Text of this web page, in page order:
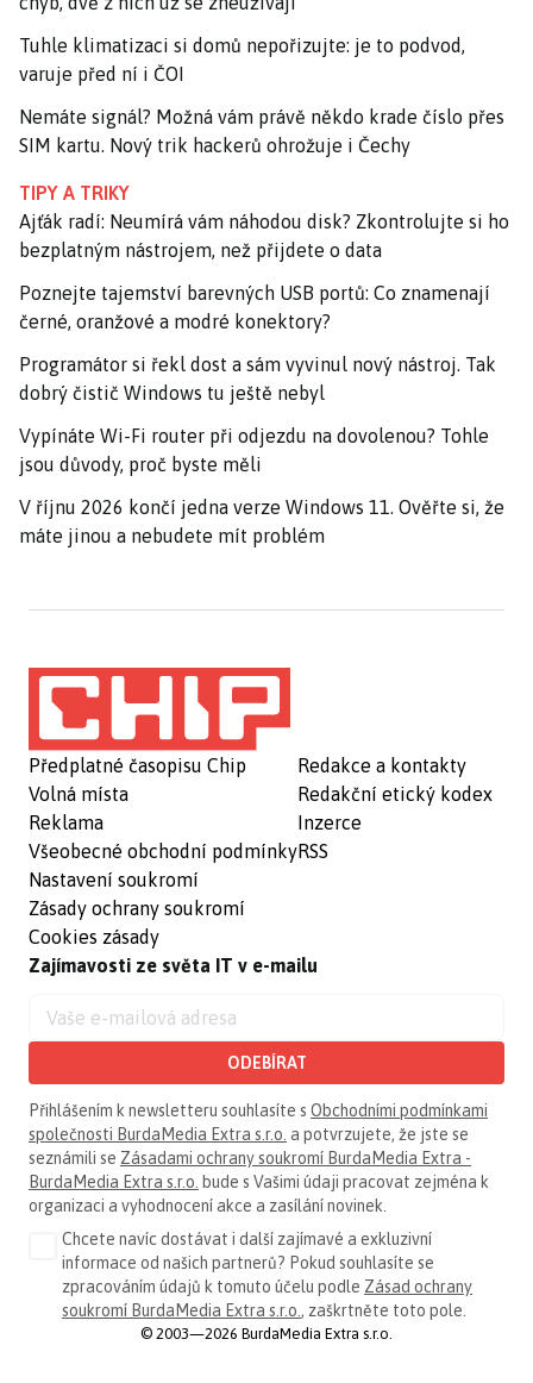
Tuhle klimatizaci si domů nepořizujte: je to podvod,
varuje před ní i ČOI
Nemáte signál? Možná vám právě někdo krade číslo přes
SIM kartu. Nový trik hackerů ohrožuje i Čechy
TIPY A TRIKY
Ajťák radí: Neumírá vám náhodou disk? Zkontrolujte si ho
bezplatným nástrojem, než přijdete o data
Poznejte tajemství barevných USB portů: Co znamenají
černé, oranžové a modré konektory?
Programátor si řekl dost a sám vyvinul nový nástroj. Tak
dobrý čistič Windows tu ještě nebyl
Vypínáte Wi-Fi router při odjezdu na dovolenou? Tohle
jsou důvody, proč byste měli
V říjnu 2026 končí jedna verze Windows 11. Ověřte si, že
máte jinou a nebudete mít problém
Předplatné časopisu Chip
Volná místa
Reklama
Všeobecné obchodní podmínky
Nastavení soukromí
Zásady ochrany soukromí
Cookies zásady
Redakce a kontakty
Redakční etický kodex
Inzerce
RSS
Zajímavosti ze světa IT v e-mailu
ODEBÍRAT
Přihlášením k newsletteru souhlasíte s Obchodními podmínkami
společnosti BurdaMedia Extra s.r.o. a potvrzujete, že jste se
seznámili se Zásadami ochrany soukromí BurdaMedia Extra -
BurdaMedia Extra s.r.o. bude s Vašimi údaji pracovat zejména k
organizaci a vyhodnocení akce a zasílání novinek.
Chcete navíc dostávat i další zajímavé a exkluzivní
informace od našich partnerů? Pokud souhlasíte se
zpracováním údajů k tomuto účelu podle Zásad ochrany
soukromí BurdaMedia Extra s.r.o., zaškrtněte toto pole.
© 2003—2026 BurdaMedia Extra s.r.o.